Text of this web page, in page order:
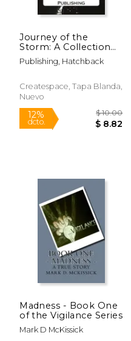
6%
dcto. $ 18.78
Journey of the
Storm: A Collection
of True Short Stories
(en Inglés)
Publishing, Hatchback
Createspace, Tapa Blanda,
Nuevo
Madness - Book One
of the Vigilance Series
Mark D McKissick